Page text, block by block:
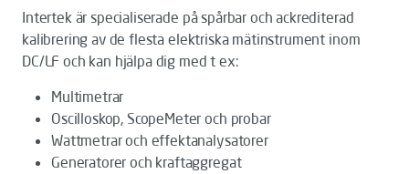
Intertek är specialiserade på spårbar och ackrediterad
kalibrering av de flesta elektriska mätinstrument inom
DC/LF och kan hjälpa dig med t ex:
Multimetrar
Oscilloskop, ScopeMeter och probar
Wattmetrar och effektanalysatorer
Generatorer och kraftaggregat